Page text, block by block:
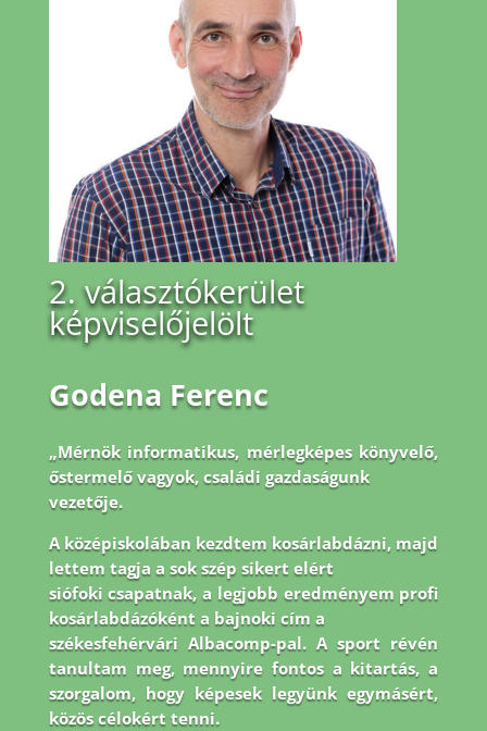
2. választókerület
képviselőjelölt
Godena Ferenc
„Mérnök informatikus, mérlegképes könyvelő,
őstermelő vagyok, családi gazdaságunk
vezetője.
A középiskolában kezdtem kosárlabdázni, majd
lettem tagja a sok szép sikert elért
siófoki csapatnak, a legjobb eredményem profi
kosárlabdázóként a bajnoki cím a
székesfehérvári Albacomp-pal. A sport révén
tanultam meg, mennyire fontos a kitartás, a
szorgalom, hogy képesek legyünk egymásért,
közös célokért tenni.